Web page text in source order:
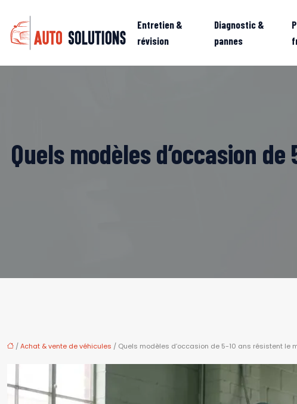
Entretien &
révision
Diagnostic &
pannes
Quels modèles d’occasion
/Achat & vente de véhicules / Quels modèles d’occasion de 5-10 ans résistent le